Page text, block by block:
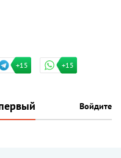
+15 +15
Войдите